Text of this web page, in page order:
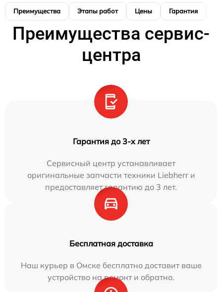
Преимущества Этапы работ Цены Гарантия
Преимущества сервис-
центра
Гарантия до 3-х лет
Сервисный центр устанавливает
оригинальные запчасти техники Liebherr и
предоставляет гарантию до 3 лет.
Бесплатная доставка
Наш курьер в Омске бесплатно доставит ваше
устройство на ремонт и обратно.